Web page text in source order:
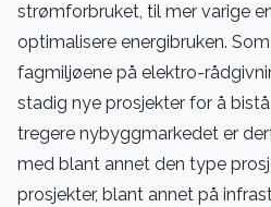
strømforbruket, til mer varige
optimalisere energibruken.
fagmiljøene på elektro-
stadig nye prosjekter for å
tregere nybyggmarkedet er
med blant annet den type
prosjekter, blant annet på